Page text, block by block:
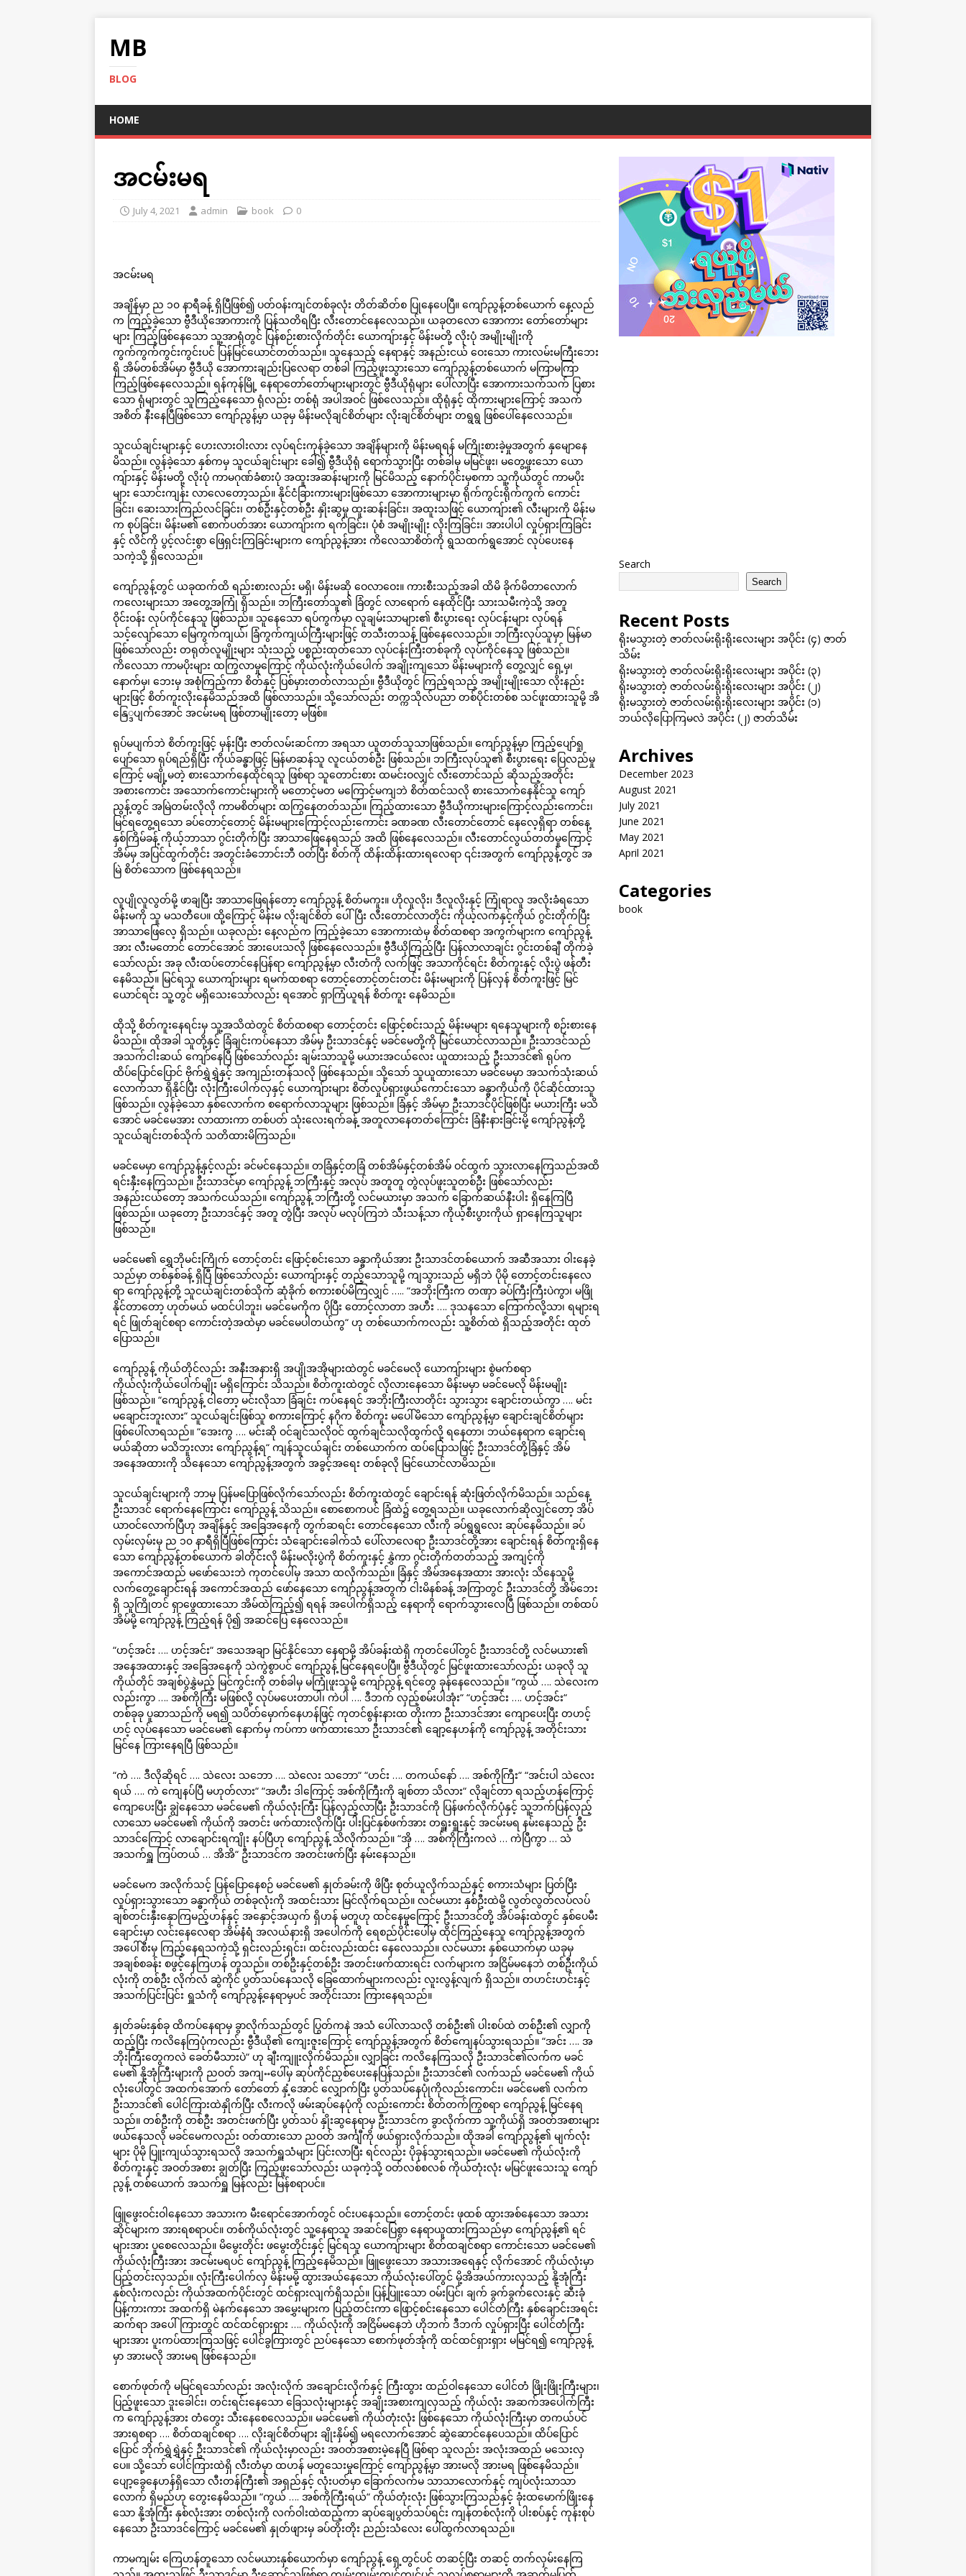
MB
BLOG
HOME
အငမ်းမရ
July 4, 2021 admin book 0
အငမ်းမရ
အချိန်မှာ ည ၁၀ နာရီခန့် ရှိပြီဖြစ်၍ ပတ်ဝန်းကျင်တစ်ခုလုံး တိတ်ဆိတ်စ ပြုနေပေပြီ။ ကျော်ညွန့်တစ်ယောက် နေ့လည်
က ကြည့်ခဲ့သော ဗွီဒီယိုအောကားကို ပြန်သတိရပြီး လီးတောင်နေလေသည်။ ယခုတလော အောကား တော်တော်များ
များ ကြည့်ဖြစ်နေသော သူ့အာရုံတွင် ပြန်စဉ်းစားလိုက်တိုင်း ယောကျ်ားနှင့် မိန်းမတို့ လိုးပုံ အမျိုးမျိုးကို
ကွက်ကွက်ကွင်းကွင်းပင် ပြန်မြင်ယောင်တတ်သည်။ သူနေသည့် နေရာနှင့် အနည်းငယ် ဝေးသော ကားလမ်းမကြီးဘေး
ရှိ အိမ်တစ်အိမ်မှာ ဗွီဒီယို အောကားချည်းပြလေရာ တစ်ခါ ကြည့်ဖူးသွားသော ကျော်ညွန့်တစ်ယောက် မကြာမကြာ
ကြည့်ဖြစ်နေလေသည်။ ရန်ကုန်မြို့ နေရာတော်တော်များများတွင် ဗွီဒီယိုရုံများ ပေါ်လာပြီး အောကားသက်သက် ပြစား
သော ရုံများတွင် သူကြည့်နေသော ရုံလည်း တစ်ရုံ အပါအဝင် ဖြစ်လေသည်။ ထိုရုံနှင့် ထိုကားများကြောင့် အသက်
အစိတ် နီးနေပြီဖြစ်သော ကျော်ညွန့်မှာ ယခုမှ မိန်းမလိုချင်စိတ်များ လိုးချင်စိတ်များ တရွရွ ဖြစ်ပေါ်နေလေသည်။
သူငယ်ချင်းများနှင့် ဟေးလားဝါးလား လုပ်ရင်းကုန်ခဲ့သော အချိန်များကို မိန်းမရရန် မကြိုးစားခဲ့မှုအတွက် နှမျောနေ
မိသည်။ လွန်ခဲ့သော နှစ်ကမှ သူငယ်ချင်းများ ခေါ်၍ ဗွီဒီယိုရုံ ရောက်သွားပြီး တစ်ခါမှ မမြင်ဖူး၊ မတွေ့ဖူးသော ယော
ကျ်ားနှင့် မိန်းမတို့ လိုးပုံ ကာမဂုဏ်ခံစားပုံ အထူးအဆန်းများကို မြင်မိသည့် နောက်ပိုင်းမှစကာ သူ့ကိုယ်တွင် ကာမပိုး
များ သောင်းကျန်း လာလေတော့သည်။ နိုင်ငံခြားကားများဖြစ်သော အောကားများမှာ ရိုက်ကွင်းရိုက်ကွက် ကောင်း
ခြင်း၊ ဆေးသားကြည်လင်ခြင်း၊ တစ်ဦးနှင့်တစ်ဦး နှိုးဆွမှု ထူးဆန်းခြင်း၊ အထူးသဖြင့် ယောကျ်ား၏ လီးများကို မိန်းမ
က စုပ်ခြင်း၊ မိန်းမ၏ စောက်ပတ်အား ယောကျ်ားက ရက်ခြင်း၊ ပုံစံ အမျိုးမျိုး လိုးကြခြင်း၊ အားပါပါ လှုပ်ရှားကြခြင်း
နှင့် လိင်ကို ပွင့်လင်းစွာ ဖြေရှင်းကြခြင်းများက ကျော်ညွန့်အား ကိလေသာစိတ်ကို ရွသထက်ရွအောင် လုပ်ပေးနေ
သကဲ့သို့ ရှိလေသည်။
ကျော်ညွန့်တွင် ယခုထက်ထိ ရည်းစားလည်း မရှိ၊ မိန်းမဆို ဝေလာဝေး။ ကားစီးသည့်အခါ ထိမိ ခိုက်မိတာလောက်
ကလေးများသာ အတွေ့အကြုံ ရှိသည်။ ဘကြီးတော်သူ၏ ခြံတွင် လာရောက် နေထိုင်ပြီး သားသမီးကဲ့သို့ အတူ
ဝိုင်းဝန်း လုပ်ကိုင်နေသူ ဖြစ်သည်။ သူနေသော ရပ်ကွက်မှာ လူချမ်းသာများ၏ စီးပွားရေး လုပ်ငန်းများ လုပ်ရန်
သင့်လျော်သော မြေကွက်ကျယ်၊ ခြံကွက်ကျယ်ကြီးများဖြင့် တသီးတသန့် ဖြစ်နေလေသည်။ ဘကြီးလုပ်သူမှာ မြန်မာ
ဖြစ်သော်လည်း တရုတ်လူမျိုးများ သုံးသည့် ပစ္စည်းထုတ်သော လုပ်ငန်းကြီးတစ်ခုကို လုပ်ကိုင်နေသူ ဖြစ်သည်။
ကိလေသာ ကာမပိုးများ ထကြွလာမှုကြောင့် ကိုယ်လုံးကိုယ်ပေါက် အချိုးကျသော မိန်းမများကို တွေ့လျှင် ရှေ့မှ၊
နောက်မှ၊ ဘေးမှ အစုံကြည့်ကာ စိတ်နှင့် ပြစ်မှားတတ်လာသည်။ ဗွီဒီယိုတွင် ကြည့်ရသည့် အမျိုးမျိုးသော လိုးနည်း
များဖြင့် စိတ်ကူးလိုးနေမိသည်အထိ ဖြစ်လာသည်။ သို့သော်လည်း တက္ကသိုလ်ပညာ တစ်ပိုင်းတစ်စ သင်ဖူးထားသူမို့ အိ
နြေ္ဒပျက်အောင် အငမ်းမရ ဖြစ်တာမျိုးတော့ မဖြစ်။
ရုပ်မပျက်ဘဲ စိတ်ကူးဖြင့် မှန်းပြီး ဇာတ်လမ်းဆင်ကာ အရသာ ယူတတ်သူသာဖြစ်သည်။ ကျော်ညွန့်မှာ ကြည့်ပျော်ရှု
ပျော်သော ရုပ်ရည်ရှိပြီး ကိုယ်ခန္ဓာဖြင့် မြန်မာဆန်သူ လူငယ်တစ်ဦး ဖြစ်သည်။ ဘကြီးလုပ်သူ၏ စီးပွားရေး ပြေလည်မှု
ကြောင့် မချို့မတဲ့ စားသောက်နေထိုင်ရသူ ဖြစ်ရာ သူတောင်းစား ထမင်းဝလျှင် လီးတောင်သည် ဆိုသည့်အတိုင်း
အစားကောင်း အသောက်ကောင်းများကို မတောင့်မတ မကြောင့်မကျဘဲ စိတ်ထင်သလို စားသောက်နေနိုင်သူ ကျော်
ညွန့်တွင် အမြဲတမ်းလိုလို ကာမစိတ်များ ထကြွနေတတ်သည်။ ကြည့်ထားသော ဗွီဒီယိုကားများကြောင့်လည်းကောင်း၊
မြင်ရတွေ့ရသော ခပ်တောင့်တောင့် မိန်းမများကြောင့်လည်းကောင်း ခဏခဏ လီးတောင်တောင် နေလေ့ရှိရာ တစ်နေ့
နှစ်ကြိမ်ခန့် ကိုယ့်ဘာသာ ဂွင်းတိုက်ပြီး အာသာဖြေနေရသည် အထိ ဖြစ်နေလေသည်။ လီးတောင်လွယ်တတ်မှုကြောင့်
အိမ်မှ အပြင်ထွက်တိုင်း အတွင်းခံဘောင်းဘီ ဝတ်ပြီး စိတ်ကို ထိန်းထိန်းထားရလေရာ ၎င်းအတွက် ကျော်ညွန့်တွင် အ
မြဲ စိတ်သောက ဖြစ်နေရသည်။
လူပျိုလူလွတ်မို့ ဖာချပြီး အာသာဖြေရန်တော့ ကျော်ညွန့် စိတ်မကူး။ ဟိုလူလိုး၊ ဒီလူလိုးနှင့် ကြုံရာလူ အလိုးခံရသော
မိန်းမကို သူ မသတီပေ။ ထို့ကြောင့် မိန်းမ လိုးချင်စိတ် ပေါ်ပြီး လီးတောင်လာတိုင်း ကိုယ့်လက်နှင့်ကိုယ် ဂွင်းတိုက်ပြီး
အာသာဖြေလေ့ ရှိသည်။ ယခုလည်း နေ့လည်က ကြည့်ခဲ့သော အောကားထဲမှ စိတ်ထစရာ အကွက်များက ကျော်ညွန့်
အား လီးမတောင် တောင်အောင် အားပေးသလို ဖြစ်နေလေသည်။ ဗွီဒီယိုကြည့်ပြီး ပြန်လာလာချင်း ဂွင်းတစ်ချီ တိုက်ခဲ့
သော်လည်း အခု လီးထပ်တောင်နေပြန်ရာ ကျော်ညွန့်မှာ လီးတံကို လက်ဖြင့် အသာကိုင်ရင်း စိတ်ကူးနှင့် လိုးပွဲ ဖန်တီး
နေမိသည်။ မြင်ရသူ ယောကျ်ားများ ရမက်ထစရာ တောင့်တောင့်တင်းတင်း မိန်းမများကို ပြန်လှန် စိတ်ကူးဖြင့် မြင်
ယောင်ရင်း သူ့တွင် မရှိသေးသော်လည်း ရအောင် ရှာကြံယူရန် စိတ်ကူး နေမိသည်။
ထိုသို့ စိတ်ကူးနေရင်းမှ သူ့အသိထဲတွင် စိတ်ထစရာ တောင့်တင်း ဖြောင့်စင်းသည့် မိန်းမများ ရနေသူများကို စဉ်းစားနေ
မိသည်။ ထိုအခါ သူတို့နှင့် ခြံချင်းကပ်နေသာ အိမ်မှ ဦးသာဒင်နှင့် မခင်မေတို့ကို မြင်ယောင်လာသည်။ ဦးသာဒင်သည်
အသက်ငါးဆယ် ကျော်နေပြီ ဖြစ်သော်လည်း ချမ်းသာသူမို့ မယားအငယ်လေး ယူထားသည့် ဦးသာဒင်၏ ရုပ်က
ထိပ်ပြောင်ပြောင် ဗိုက်ရွှဲရွှဲနှင့် အကျည်းတန်သလို ဖြစ်နေသည်။ သို့သော် သူယူထားသော မခင်မေမှာ အသက်သုံးဆယ်
လောက်သာ ရှိနိုင်ပြီး လုံးကြီးပေါက်လှနှင့် ယောကျ်ားများ စိတ်လှုပ်ရှားဖွယ်ကောင်းသော ခန္ဓာကိုယ်ကို ပိုင်ဆိုင်ထားသူ
ဖြစ်သည်။ လွန်ခဲ့သော နှစ်လောက်က စရောက်လာသူများ ဖြစ်သည်။ ခြံနှင့် အိမ်မှာ ဦးသာဒင်ပိုင်ဖြစ်ပြီး မယားကြီး မသိ
အောင် မခင်မေအား လာထားကာ တစ်ပတ် သုံးလေးရက်ခန့် အတူလာနေတတ်ကြောင်း ခြံနီးနားခြင်းမို့ ကျော်ညွန့်တို့
သူငယ်ချင်းတစ်သိုက် သတိထားမိကြသည်။
မခင်မေမှာ ကျော်ညွန့်နှင့်လည်း ခင်မင်နေသည်။ တခြံနှင့်တခြံ တစ်အိမ်နှင့်တစ်အိမ် ဝင်ထွက် သွားလာနေကြသည်အထိ
ရင်းနှီးနေကြသည်။ ဦးသာဒင်မှာ ကျော်ညွန့် ဘကြီးနှင့် အလုပ် အတူတူ တွဲလုပ်ဖူးသူတစ်ဦး ဖြစ်သော်လည်း
အနည်းငယ်တော့ အသက်ငယ်သည်။ ကျော်ညွန့် ဘကြီးတို့ လင်မယားမှာ အသက် ခြောက်ဆယ်နီးပါး ရှိနေကြပြီ
ဖြစ်သည်။ ယခုတော့ ဦးသာဒင်နှင့် အတူ တွဲပြီး အလုပ် မလုပ်ကြဘဲ သီးသန့်သာ ကိုယ့်စီးပွားကိုယ် ရှာနေကြသူများ
ဖြစ်သည်။
မခင်မေ၏ ရွှေဘိုမင်းကြိုက် တောင့်တင်း ဖြောင့်စင်းသော ခန္ဓာကိုယ်အား ဦးသာဒင်တစ်ယောက် အဆီအသား ဝါးနေခဲ့
သည်မှာ တစ်နှစ်ခန့် ရှိပြီ ဖြစ်သော်လည်း ယောကျ်ားနှင့် တည့်သောသူမို့ ကျသွားသည် မရှိဘဲ ပိုမို တောင့်တင်းနေလေ
ရာ ကျော်ညွန့်တို့ သူငယ်ချင်းတစ်သိုက် ဆုံခိုက် စကားစပ်မိကြလျှင် ….. “အဘိုးကြီးက တဏှာ ခပ်ကြီးကြီးပဲကွာ၊ မဖြို
နိုင်တာတော့ ဟုတ်မယ် မထင်ပါဘူး၊ မခင်မေကိုက ပိုပြီး တောင့်လာတာ အဟီး …. ဒုသနသော ကြောက်လို့သာ၊ ရများရ
ရင် ဖြုတ်ချင်စရာ ကောင်းတဲ့အထဲမှာ မခင်မေပါတယ်ကွ“ ဟု တစ်ယောက်ကလည်း သူ့စိတ်ထဲ ရှိသည့်အတိုင်း ထုတ်
ပြောသည်။
ကျော်ညွန့် ကိုယ်တိုင်လည်း အနီးအနားရှိ အပျိုအအိုများထဲတွင် မခင်မေလို ယောကျ်ားများ စွဲမက်စရာ
ကိုယ်လုံးကိုယ်ပေါက်မျိုး မရှိကြောင်း သိသည်။ စိတ်ကူးထဲတွင် လိုလားနေသော မိန်းမမှာ မခင်မေလို မိန်းမမျိုး
ဖြစ်သည်။ “ကျော်ညွန့် ငါတော့ မင်းလိုသာ ခြံချင်း ကပ်နေရင် အဘိုးကြီးလာတိုင်း သွားသွား ချောင်းတယ်ကွာ …. မင်း
မချောင်းဘူးလား“ သူငယ်ချင်းဖြစ်သူ စကားကြောင့် နဂိုက စိတ်ကူး မပေါ်မိသော ကျော်ညွန့်မှာ ချောင်းချင်စိတ်များ
ဖြစ်ပေါ်လာရသည်။ “အေးကွ …. မင်းဆို ဝင်ချင်သလိုဝင် ထွက်ချင်သလိုထွက်လို့ ရနေတာ၊ ဘယ်နေရာက ချောင်းရ
မယ်ဆိုတာ မသိဘူးလား ကျော်ညွန့်ရ“ ကျန်သူငယ်ချင်း တစ်ယောက်က ထပ်ပြောသဖြင့် ဦးသာဒင်တို့ခြံနှင့် အိမ်
အနေအထားကို သိနေသော ကျော်ညွန့်အတွက် အခွင့်အရေး တစ်ခုလို မြင်ယောင်လာမိသည်။
သူငယ်ချင်းများကို ဘာမှ ပြန်မပြောဖြစ်လိုက်သော်လည်း စိတ်ကူးထဲတွင် ချောင်းရန် ဆုံးဖြတ်လိုက်မိသည်။ သည်နေ့
ဦးသာဒင် ရောက်နေကြောင်း ကျော်ညွန့် သိသည်။ စောစောကပင် ခြံထဲ၌ တွေ့ရသည်။ ယခုလောက်ဆိုလျှင်တော့ အိပ်
ယာဝင်လောက်ပြီဟု အချိန်နှင့် အခြေအနေကို တွက်ဆရင်း တောင်နေသော လီးကို ခပ်ရွရွလေး ဆုပ်နေမိသည်။ ခပ်
လှမ်းလှမ်းမှ ည ၁၀ နာရီရှိပြီဖြစ်ကြောင်း သံချောင်းခေါက်သံ ပေါ်လာလေရာ ဦးသာဒင်တို့အား ချောင်းရန် စိတ်ကူးရှိနေ
သော ကျော်ညွန့်တစ်ယောက် ခါတိုင်းလို မိန်းမလိုးပွဲကို စိတ်ကူးနှင့် နွှဲကာ ဂွင်းတိုက်တတ်သည့် အကျင့်ကို
အကောင်အထည် မဖော်သေးဘဲ ကုတင်ပေါ်မှ အသာ ထလိုက်သည်။ ခြံနှင့် အိမ်အနေအထား အားလုံး သိနေသူမို့
လက်တွေ့ချောင်းရန် အကောင်အထည် ဖော်နေသော ကျော်ညွန့်အတွက် ငါးမိနစ်ခန့် အကြာတွင် ဦးသာဒင်တို့ အိမ်ဘေး
ရှိ သူကြိုတင် ရှာဖွေထားသော အိမ်ထဲကြည့်၍ ရရန် အပေါက်ရှိသည့် နေရာကို ရောက်သွားလေပြီ ဖြစ်သည်။ တစ်ထပ်
အိမ်မို့ ကျော်ညွန့် ကြည့်ရန် ပို၍ အဆင်ပြေ နေလေသည်။
“ဟင့်အင်း …. ဟင့်အင်း“ အသေအချာ မြင်နိုင်သော နေရာမို့ အိပ်ခန်းထဲရှိ ကုတင်ပေါ်တွင် ဦးသာဒင်တို့ လင်မယား၏
အနေအထားနှင့် အခြေအနေကို သဲကွဲစွာပင် ကျော်ညွန့် မြင်နေရပေပြီ။ ဗွီဒီယိုတွင် မြင်ဖူးထားသော်လည်း ယခုလို သူ
ကိုယ်တိုင် အချစ်ပွဲနွှဲမည့် မြင်ကွင်းကို တစ်ခါမှ မကြုံဖူးသူမို့ ကျော်ညွန့် ရင်တွေ ခုန်နေလေသည်။ “ကွယ် …. သဲလေးက
လည်းကွာ …. အစ်ကိုကြီး မဖြစ်လို့ လုပ်မပေးတာပါ၊ ကဲပါ …. ဒီဘက် လှည့်စမ်းပါအုံး“ “ဟင့်အင်း …. ဟင့်အင်း“
တစ်ခုခု ပူဆာသည်ကို မရ၍ သပိတ်မှောက်နေဟန်ဖြင့် ကုတင်စွန်းနားထ တိုးကာ ဦးသာဒင်အား ကျောပေးပြီး တဟင့်
ဟင့် လုပ်နေသော မခင်မေ၏ နောက်မှ ကပ်ကာ ဖက်ထားသော ဦးသာဒင်၏ ချော့နေဟန်ကို ကျော်ညွန့် အတိုင်းသား
မြင်နေ ကြားနေရပြီ ဖြစ်သည်။
“ကဲ …. ဒီလိုဆိုရင် …. သဲလေး သဘော …. သဲလေး သဘော“ “ဟင်း …. တကယ်နော် …. အစ်ကိုကြီး“ “အင်းပါ သဲလေး
ရယ် …. ကဲ ကျေနပ်ပြီ မဟုတ်လား“ “အဟီး ဒါကြောင့် အစ်ကိုကြီးကို ချစ်တာ သိလား“ လိုချင်တာ ရသည့်ဟန်ကြောင့်
ကျောပေးပြီး ချွဲနေသော မခင်မေ၏ ကိုယ်လုံးကြီး ပြန်လှည့်လာပြီး ဦးသာဒင်ကို ပြန်ဖက်လိုက်ပုံနှင့် သူ့ဘက်ပြန်လှည့်
လာသော မခင်မေ၏ ကိုယ်ကို အတင်း ဖက်ထားလိုက်ပြီး ပါးပြင်နှစ်ဖက်အား တရှူးရှူးနှင့် အငမ်းမရ နမ်းနေသည့် ဦး
သာဒင်ကြောင့် လာချောင်းရကျိုး နပ်ပြီဟု ကျော်ညွန့် သိလိုက်သည်။ “အို …. အစ်ကိုကြီးကလဲ … ကဲပြီကွာ … သဲ
အသက်ရှူ ကြပ်တယ် … အိအိ“ ဦးသာဒင်က အတင်းဖက်ပြီး နမ်းနေသည်။
မခင်မေက အလိုက်သင့် ပြန်ပြောနေစဉ် မခင်မေ၏ နှုတ်ခမ်းကို ဖိပြီး စုတ်ယူလိုက်သည်နှင့် စကားသံများ ပြတ်ပြီး
လှုပ်ရှားသွားသော ခန္ဓာကိုယ် တစ်ခုလုံးကို အထင်းသား မြင်လိုက်ရသည်။ လင်မယား နှစ်ဦးထဲမို့ လွတ်လွတ်လပ်လပ်
ချစ်တင်းနှီးနှောကြမည့်ဟန်နှင့် အနှောင့်အယှက် ရှိဟန် မတူဟု ထင်နေမှုကြောင့် ဦးသာဒင်တို့ အိပ်ခန်းထဲတွင် နှစ်ပေမီး
ချောင်းမှာ လင်းနေလေရာ အိမ်နံရံ အလယ်နားရှိ အပေါက်ကို ရေစည်ပိုင်းပေါ်မှ ထိုင်ကြည့်နေသူ ကျော်ညွန့်အတွက်
အပေါ်စီးမှ ကြည့်နေရသကဲ့သို့ ရှင်းလည်းရှင်း၊ ထင်းလည်းထင်း နေလေသည်။ လင်မယား နှစ်ယောက်မှာ ယခုမှ
အချစ်စခန်း စဖွင့်နေကြဟန် တူသည်။ တစ်ဦးနှင့်တစ်ဦး အတင်းဖက်ထားရင်း လက်များက အငြိမ်မနေဘဲ တစ်ဦးကိုယ်
လုံးကို တစ်ဦး လိုက်လံ ဆွဲကိုင် ပွတ်သပ်နေသလို ခြေထောက်များကလည်း လူးလွန့်လျက် ရှိသည်။ တဟင်းဟင်းနှင့်
အသက်ပြင်းပြင်း ရှူသံကို ကျော်ညွန့်နေရာမှပင် အတိုင်းသား ကြားနေရသည်။
နှုတ်ခမ်းနှစ်ခု ထိကပ်နေရာမှ ခွာလိုက်သည်တွင် ပြွတ်ကနဲ အသံ ပေါ်လာသလို တစ်ဦး၏ ပါးစပ်ထဲ တစ်ဦး၏ လျှာကို
ထည့်ပြီး ကလိနေကြပုံကလည်း ဗွီဒီယို၏ ကျေးဇူးကြောင့် ကျော်ညွန့်အတွက် စိတ်ကျေနပ်သွားရသည်။ “အင်း …. အ
ဘိုးကြီးတွေကလဲ ခေတ်မီသားပဲ“ ဟု ချီးကျူးလိုက်မိသည်။ လျှာခြင်း ကလိနေကြသလို ဦးသာဒင်၏လက်က မခင်
မေ၏ နို့အုံကြီးများကို ညဝတ် အကျႌပေါ်မှ ဆုပ်ကိုင်ညှစ်ပေးနေပြန်သည်။ ဦးသာဒင်၏ လက်သည် မခင်မေ၏ ကိုယ်
လုံးပေါ်တွင် အထက်အောက် တော်တော် နှံ့အောင် လျှောက်ပြီး ပွတ်သပ်နေပုုံကိုလည်းကောင်း၊ မခင်မေ၏ လက်က
ဦးသာဒင်၏ ပေါင်ကြားထဲနှိုက်ပြီး လီးကလို ဖမ်းဆုပ်နေပုံကို လည်းကောင်း စိတ်တက်ကြွစရာ ကျော်ညွန့် မြင်နေရ
သည်။ တစ်ဦးကို တစ်ဦး အတင်းဖက်ပြီး ပွတ်သပ် နှိုးဆွနေရာမှ ဦးသာဒင်က ခွာလိုက်ကာ သူ့ကိုယ်ရှိ အဝတ်အစားများ
ဖယ်နေသလို မခင်မေကလည်း ဝတ်ထားသော ညဝတ် အင်္ကျီကို ဖယ်ရှားလိုက်သည်။ ထိုအခါ ကျော်ညွန့်၏ မျက်လုံး
များ ပိုမို ပြူးကျယ်သွားရသလို အသက်ရှူသံများ ပြင်းလာပြီး ရင်လည်း ပိုခုန်သွားရသည်။ မခင်မေ၏ ကိုယ်လုံးကို
စိတ်ကူးနှင့် အဝတ်အစား ချွတ်ပြီး ကြည့်ဖူးသော်လည်း ယခုကဲ့သို့ ဝတ်လစ်စလစ် ကိုယ်တုံးလုံး မမြင်ဖူးသေးသူ ကျော်
ညွန့် တစ်ယောက် အသက်ရှူ မြန်လည်း မြန်စရာပင်။
ဖြူဖွေးဝင်းဝါနေသော အသားက မီးရောင်အောက်တွင် ဝင်းပနေသည်။ တောင့်တင်း ဖုထစ် ထွားအစ်နေသော အသား
ဆိုင်များက အားရစရာပင်။ တစ်ကိုယ်လုံးတွင် သူ့နေရာသူ အဆင်ပြေစွာ နေရာယူထားကြသည်မှာ ကျော်ညွန့်၏ ရင်
များအား ပူစေလေသည်။ မိမွေးတိုင်း ဖမွေးတိုင်းနှင့် မြင်ရသူ ယောကျ်ားများ စိတ်ထချင်စရာ ကောင်းသော မခင်မေ၏
ကိုယ်လုံးကြီးအား အငမ်းမရပင် ကျော်ညွန့် ကြည့်နေမိသည်။ ဖြူဖွေးသော အသားအရေနှင့် လိုက်အောင် ကိုယ်လုံးမှာ
ပြည့်တင်းလှသည်။ လုံးကြီးပေါက်လှ မိန်းမမို့ ထွားအယ်နေသော ကိုယ်လုံးပေါ်တွင် မို့အိအယ်ကားလှသည့် နို့အုံကြီး
နှစ်လုံးကလည်း ကိုယ်အထက်ပိုင်းတွင် ထင်ရှားလျက်ရှိသည်။ ပြန့်ပြူးသော ဝမ်းပြင်၊ ချက် ခွက်ခွက်လေးနှင့် ဆီးခုံ
ပြန့်ကားကား အထက်ရှိ မဲနက်နေသော အမွှေးများက ပြည့်တင်းကာ ဖြောင့်စင်းနေသော ပေါင်တံကြီး နှစ်ချောင်းအရင်း
ဆက်ရာ အပေါ်ကြားတွင် ထင်ထင်ရှားရှား …. ကိုယ်လုံးကို အငြိမ်မနေဘဲ ဟိုဘက် ဒီဘက် လှုပ်ရှားပြီး ပေါင်တံကြီး
များအား ပူးကပ်ထားကြသဖြင့် ပေါင်ခွကြားတွင် ညပ်နေသော စောက်ဖုတ်အုံကို ထင်ထင်ရှားရှား မမြင်ရ၍ ကျော်ညွန့်
မှာ အားမလို အားမရ ဖြစ်နေသည်။
စောက်ဖုတ်ကို မမြင်ရသော်လည်း အလုံးလိုက် အချောင်းလိုက်နှင့် ကြီးထွား ထည်ဝါနေသော ပေါင်တံ ဖြိုးဖြိုးကြီးများ၊
ပြည့်ဖူးသော ဒူးခေါင်း၊ တင်းရင်းနေသော ခြေသလုံးများနှင့် အချိုးအစားကျလှသည့် ကိုယ်လုံး အဆက်အပေါက်ကြီး
က ကျော်ညွန့်အား တံတွေး သီးနေစေလေသည်။ မခင်မေ၏ ကိုယ်တုံးလုံး ဖြစ်နေသော ကိုယ်လုံးကြီးမှာ တကယ်ပင်
အားရစရာ …. စိတ်ထချင်စရာ …. လိုးချင်စိတ်များ ချိုးနှိမ်၍ မရလောက်အောင် ဆွဲဆောင်နေပေသည်။ ထိပ်ပြောင်
ပြောင် ဘိုက်ရွှဲရွှဲနှင့် ဦးသာဒင်၏ ကိုယ်လုံးမှာလည်း အဝတ်အစားမဲ့နေပြီ ဖြစ်ရာ သူလည်း အလုံးအထည် မသေးလှ
ပေ။ သို့သော် ပေါင်ကြားထဲရှိ လီးတံမှာ ထဟန် မတူသေးမှုကြောင့် ကျော်ညွန့်မှာ အားမလို အားမရ ဖြစ်နေမိသည်။
ပျော့ခွေနေဟန်ရှိသော လီးတန်ကြီး၏ အရှည်နှင့် လုံးပတ်မှာ ခြောက်လက်မ သာသာလောက်နှင့် ကျပ်လုံးသာသာ
လောက် ရှိမည်ဟု တွေးနေမိသည်။ “ကွယ် …. အစ်ကိုကြီးရယ်“ ကိုယ်တုံးလုံး ဖြစ်သွားကြသည်နှင့် ခုံးထမောက်ဖြိုးနေ
သော နို့အုံကြီး နှစ်လုံးအား တစ်လုံးကို လက်ဝါးထဲထည့်ကာ ဆုပ်ချေပွတ်သပ်ရင်း ကျန်တစ်လုံးကို ပါးစပ်နှင့် ကုန်းစုပ်
နေသော ဦးသာဒင်ကြောင့် မခင်မေ၏ နှုတ်ဖျားမှ ခပ်တိုးတိုး ညည်းသံလေး ပေါ်ထွက်လာရသည်။
ကာမကျမ်း ကြေဟန်တူသော လင်မယားနှစ်ယောက်မှာ ကျော်ညွန့် ရှေ့တွင်ပင် တဆင့်ပြီး တဆင့် တက်လှမ်းနေကြ
Search
Search
Recent Posts
ရိုးမသွားတဲ့ ဇာတ်လမ်းရိုးရိုးလေးများ အပိုင်း (၄) ဇာတ်
သိမ်း
ရိုးမသွားတဲ့ ဇာတ်လမ်းရိုးရိုးလေးများ အပိုင်း (၃)
ရိုးမသွားတဲ့ ဇာတ်လမ်းရိုးရိုးလေးများ အပိုင်း (၂)
ရိုးမသွားတဲ့ ဇာတ်လမ်းရိုးရိုးလေးများ အပိုင်း (၁)
ဘယ်လိုပြောကြမလဲ အပိုင်း (၂) ဇာတ်သိမ်း
Archives
December 2023
August 2021
July 2021
June 2021
May 2021
April 2021
Categories
book